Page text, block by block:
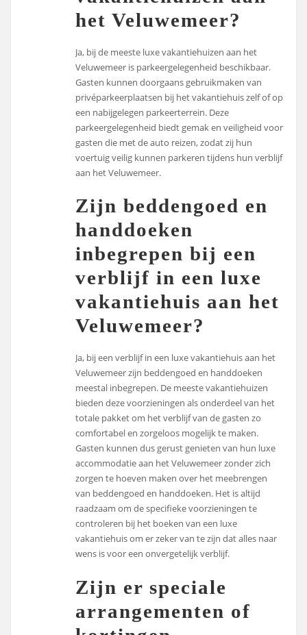
het Veluwemeer?
Ja, bij de meeste luxe vakantiehuizen aan het
Veluwemeer is parkeergelegenheid beschikbaar.
Gasten kunnen doorgaans gebruikmaken van
privéparkeerplaatsen bij het vakantiehuis zelf of op
een nabijgelegen parkeerterrein. Deze
parkeergelegenheid biedt gemak en veiligheid voor
gasten die met de auto reizen, zodat zij hun
voertuig veilig kunnen parkeren tijdens hun verblijf
aan het Veluwemeer.
Zijn beddengoed en
handdoeken
inbegrepen bij een
verblijf in een luxe
vakantiehuis aan het
Veluwemeer?
Ja, bij een verblijf in een luxe vakantiehuis aan het
Veluwemeer zijn beddengoed en handdoeken
meestal inbegrepen. De meeste vakantiehuizen
bieden deze voorzieningen als onderdeel van het
totale pakket om het verblijf van de gasten zo
comfortabel en zorgeloos mogelijk te maken.
Gasten kunnen dus gerust genieten van hun luxe
accommodatie aan het Veluwemeer zonder zich
zorgen te hoeven maken over het meebrengen
van beddengoed en handdoeken. Het is altijd
raadzaam om de specifieke voorzieningen te
controleren bij het boeken van een luxe
vakantiehuis om er zeker van te zijn dat alles naar
wens is voor een onvergetelijk verblijf.
Zijn er speciale
arrangementen of